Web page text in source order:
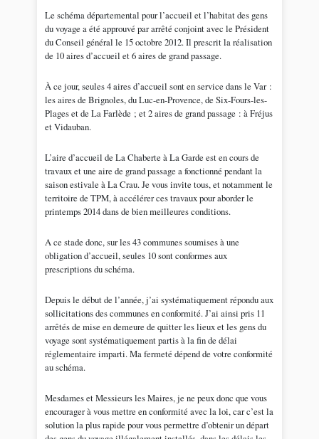
Le schéma départemental pour l’accueil et l’habitat des gens
du voyage a été approuvé par arrêté conjoint avec le Président
du Conseil général le 15 octobre 2012. Il prescrit la réalisation
de 10 aires d’accueil et 6 aires de grand passage.
À ce jour, seules 4 aires d’accueil sont en service dans le Var :
les aires de Brignoles, du Luc-en-Provence, de Six-Fours-les-
Plages et de La Farlède ; et 2 aires de grand passage : à Fréjus
et Vidauban.
L’aire d’accueil de La Chaberte à La Garde est en cours de
travaux et une aire de grand passage a fonctionné pendant la
saison estivale à La Crau. Je vous invite tous, et notamment le
territoire de TPM, à accélérer ces travaux pour aborder le
printemps 2014 dans de bien meilleures conditions.
A ce stade donc, sur les 43 communes soumises à une
obligation d’accueil, seules 10 sont conformes aux
prescriptions du schéma.
Depuis le début de l’année, j’ai systématiquement répondu aux
sollicitations des communes en conformité. J’ai ainsi pris 11
arrêtés de mise en demeure de quitter les lieux et les gens du
voyage sont systématiquement partis à la fin de délai
réglementaire imparti. Ma fermeté dépend de votre conformité
au schéma.
Mesdames et Messieurs les Maires, je ne peux donc que vous
encourager à vous mettre en conformité avec la loi, car c’est la
solution la plus rapide pour vous permettre d’obtenir un départ